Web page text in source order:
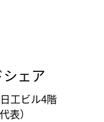
ェア
工ビル4階
表）